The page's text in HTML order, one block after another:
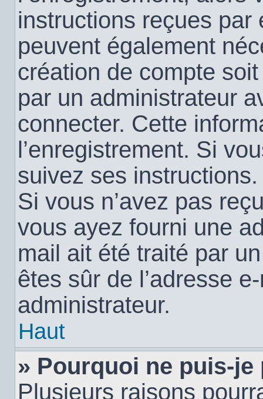
instructions reçues par
peuvent également
création de compte
par un administrateur
connecter. Cette
l’enregistrement. Si
suivez ses instructions.
Si vous n’avez pas
vous ayez fourni une
mail ait été traité par
êtes sûr de l’adresse
administrateur.
Haut
» Pourquoi ne puis-
Plusieurs raisons